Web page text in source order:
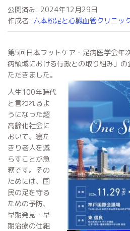
公開済み: 2024年12月29日
作成者: 六本松足と心臓血管クリニッ
第5回日本フットケア・足病医学会
病領域における行政との取り組み」
ただきました。
人生100年時代
と言われるよ
うになった超
高齢化社会に
おいて、寝た
きり老人を減
らすことが急
務です。その
ためには、国
民の足を守る
ための予防、
早期発見・早
期治療の仕組